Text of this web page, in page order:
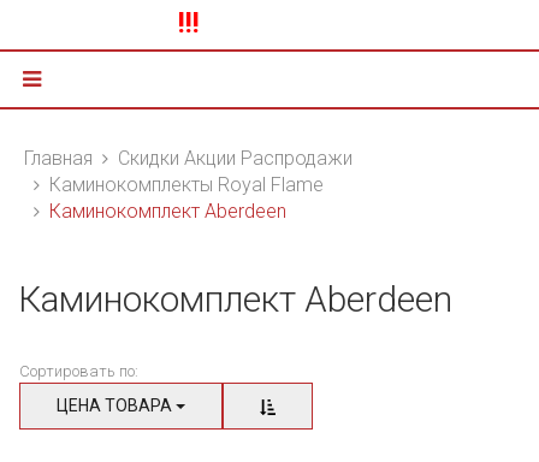
!!!
Главная
Скидки Акции Распродажи
Каминокомплекты Royal Flame
Каминокомплект Aberdeen
Каминокомплект Aberdeen
Сортировать по:
ЦЕНА ТОВАРА